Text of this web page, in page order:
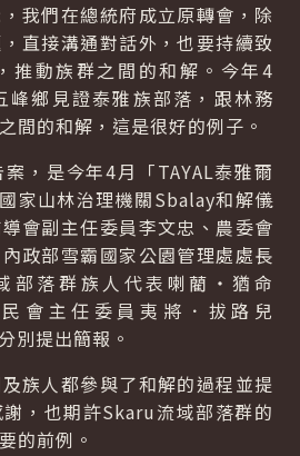
我們在總統府成立原轉會，除
直接溝通對話外，也要持續致
推動族群之間的和解。今年4
峰鄉見證泰雅族部落，跟林務
間的和解，這是很好的例子。
，是今年4月「TAYAL泰雅爾
家山林治理機關Sbalay和解儀
會副主任委員李文忠、農委會
政部雪霸國家公園管理處處長
部落群族人代表喇藺‧猶命
會主任委員夷將．拔路兒
別提出簡報。
族人都參與了和解的過程並提
，也期許Skaru流域部落群的
的前例。